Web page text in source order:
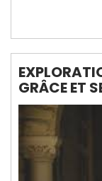
GRÂCE ET